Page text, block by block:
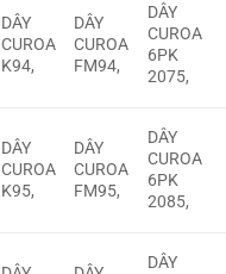
DÂY
CUROA
K94,
DÂY
CUROA
FM94,
DÂY
CUROA
6PK
2075,
DÂY
CUROA
K95,
DÂY
CUROA
FM95,
DÂY
CUROA
6PK
2085,
DÂY